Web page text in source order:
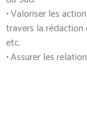
• Valoriser les
travers la rédaction
etc.
• Assurer les